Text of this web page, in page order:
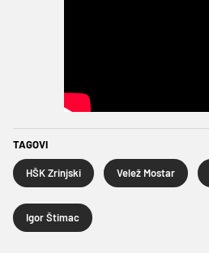
TAGOVI
HŠK Zrinjski Velež Mostar
Igor Štimac